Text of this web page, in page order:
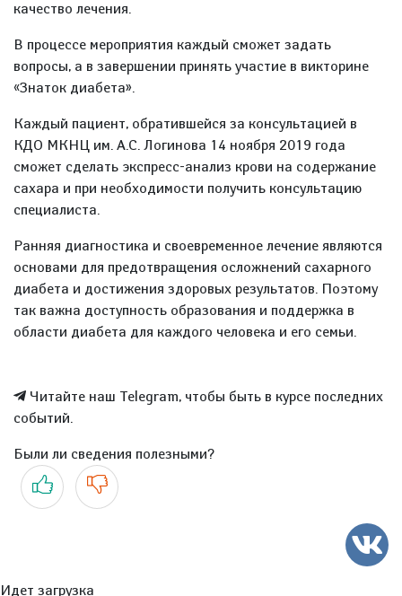
качество лечения.
В процессе мероприятия каждый сможет задать
вопросы, а в завершении принять участие в викторине
«Знаток диабета».
Каждый пациент, обратившейся за консультацией в
КДО МКНЦ им. А.С. Логинова 14 ноября 2019 года
сможет сделать экспресс-анализ крови на содержание
сахара и при необходимости получить консультацию
специалиста.
Ранняя диагностика и своевременное лечение являются
основами для предотвращения осложнений сахарного
диабета и достижения здоровых результатов. Поэтому
так важна доступность образования и поддержка в
области диабета для каждого человека и его семьи.
Читайте наш Telegram, чтобы быть в курсе последних
событий.
Были ли сведения полезными?
Да Нет
Идет загрузка